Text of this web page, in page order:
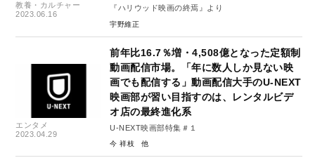
教養・カルチャー
2023.06.16
『ハリウッド映画の終焉』より
宇野維正
エンタメ
2023.04.29
前年比16.7％増・4,508億となった定額制
動画配信市場。「年に数人しか見ない映
画でも配信する」動画配信大手のU-NEXT
映画部が習い目指すのは、レンタルビデ
オ店の最終進化系
U-NEXT映画部特集＃１
今 祥枝